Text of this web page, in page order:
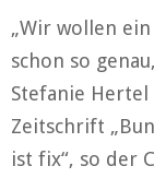
„Wir wollen
schon so
Stefanie
Zeitschrift
ist fix“, so der